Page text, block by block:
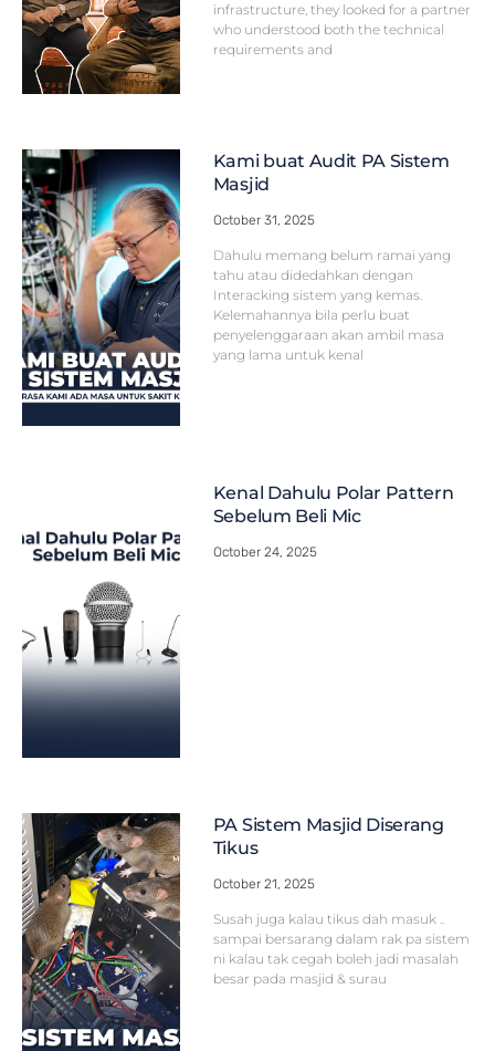
infrastructure, they looked for a partner
who understood both the technical
requirements and
Kami buat Audit PA Sistem
Masjid
October 31, 2025
Dahulu memang belum ramai yang
tahu atau didedahkan dengan
Interacking sistem yang kemas.
Kelemahannya bila perlu buat
penyelenggaraan akan ambil masa
yang lama untuk kenal
Kenal Dahulu Polar Pattern
Sebelum Beli Mic
October 24, 2025
PA Sistem Masjid Diserang
Tikus
October 21, 2025
Susah juga kalau tikus dah masuk ..
sampai bersarang dalam rak pa sistem
ni kalau tak cegah boleh jadi masalah
besar pada masjid & surau